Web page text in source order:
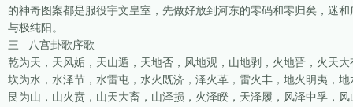
的神奇图案都是服役宇文皇室，先做好放到河东的零码和零归矣，迷
与极纯阳。
三 八宫卦歌序歌
乾为天，天风姤，天山遁，天地否，风地观，山地剥，火地晋，火天大
坎为水，水泽节，水雷屯，水火既济，泽火革，雷火丰，地火明夷，地
艮为山，山火贲，山天大畜，山泽损，火泽睽，天泽履，风泽中孚，风